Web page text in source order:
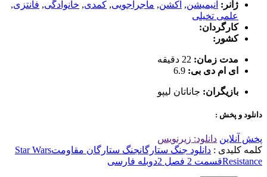
ژانر: انیمیشن, اکشن, ماجراجویی, کمدی, خانوادگی, فانتزی,
علمی تخیلی
کارگردان:
کشور:
مدت زمان: 22 دقیقه
ای ام دی بی: 6.9
بازیگران: جاناتان لیپو
دانلود و پخش :
پخش آنلاین دانلود: زیرنویس
کلمه کلیدی : دانلود جنگ ستارگانجنگ ستارگان مقاومتStar Wars
Resistanceقسمت 2 فصل 2 دوبله فارسی